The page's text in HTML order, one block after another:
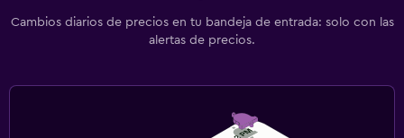
Cambios diarios de precios en tu bandeja de entrada: solo con las
alertas de precios.